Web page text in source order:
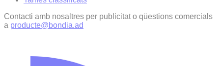
Contacti amb nosaltres per publicitat o qüestions comercials
a producte@bondia.ad